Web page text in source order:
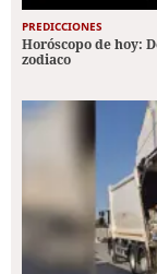
PREDICCIONES
Horóscopo de hoy:
zodiaco